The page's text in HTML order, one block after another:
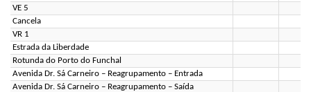
VE 5
Cancela
VR 1
Estrada da Liberdade
Rotunda do Porto do Funchal
Avenida Dr. Sá Carneiro – Reagrupamento – Entrada
Avenida Dr. Sá Carneiro – Reagrupamento – Saída